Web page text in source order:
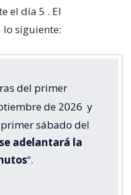
el día 5 . El
siguiente:
del primer
de 2026 y
sábado del
se adelantará la
“.